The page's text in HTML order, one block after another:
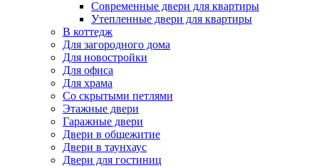
Современные двери для квартиры
Утепленные двери для квартиры
В коттедж
Для загородного дома
Для новостройки
Для офиса
Для храма
Со скрытыми петлями
Этажные двери
Гаражные двери
Двери в общежитие
Двери в таунхаус
Двери для гостиниц